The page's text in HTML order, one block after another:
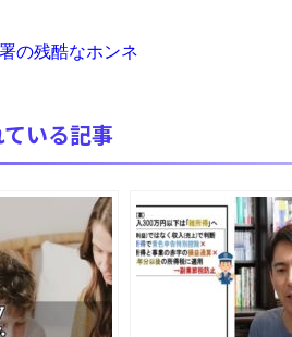
シェパード
しまう猫の画像の数々！！
の残酷なホンネ
いる記事